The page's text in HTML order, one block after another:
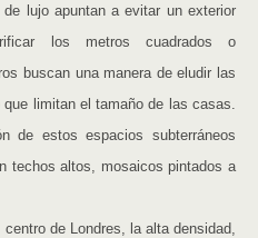
lujo apuntan a evitar un exterior
los metros cuadrados o
buscan una manera de eludir las
limitan el tamaño de las casas.
de estos espacios subterráneos
techos altos, mosaicos pintados a
de Londres, la alta densidad,